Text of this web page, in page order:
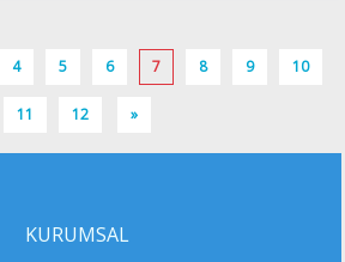
4 5 6 7 8 9 10
11 12 »
KURUMSAL